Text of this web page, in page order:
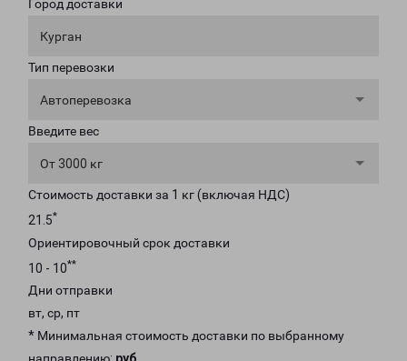
Город доставки
Курган
Тип перевозки
Автоперевозка
Введите вес
От 3000 кг
Стоимость доставки за 1 кг (включая НДС)
21.5*
Ориентировочный срок доставки
10 - 10**
Дни отправки
вт, ср, пт
* Минимальная стоимость доставки по выбранному